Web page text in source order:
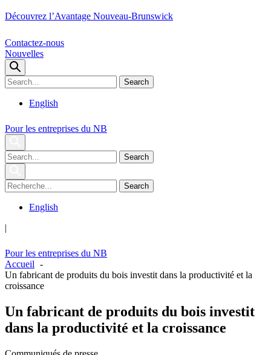
Découvrez l’Avantage Nouveau-Brunswick
Contactez-nous
Nouvelles
English
Pour les entreprises du NB
English
|
Pour les entreprises du NB
Accueil
Un fabricant de produits du bois investit dans la productivité et la
croissance
Un fabricant de produits du bois investit
dans la productivité et la croissance